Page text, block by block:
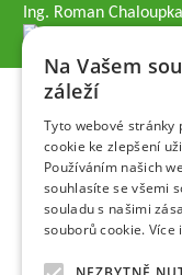
Ing. Roman Chaloupka
Na Vašem
záleží
Tyto webové stránky
cookie ke zlepšení
Používáním našich
souhlasíte se všemi
souladu s našimi
souborů cookie. Více